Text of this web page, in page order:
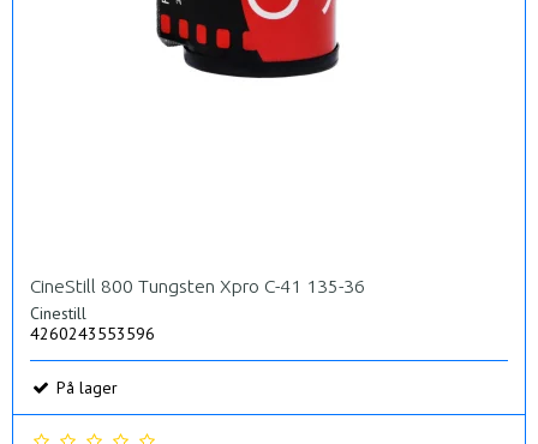
CineStill 800 Tungsten Xpro C-41 135-36
Cinestill
4260243553596
På lager